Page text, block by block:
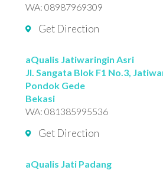
WA:08987969309
Get Direction
aQualis Jatiwaringin Asri
Jl. Sangata Blok F1 No.3,
Pondok Gede
Bekasi
WA:081385995536
Get Direction
aQualis Jati Padang